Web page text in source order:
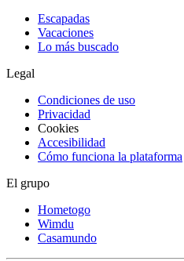
Escapadas
Vacaciones
Lo más buscado
Legal
Condiciones de uso
Privacidad
Cookies
Accesibilidad
Cómo funciona la plataforma
El grupo
Hometogo
Wimdu
Casamundo